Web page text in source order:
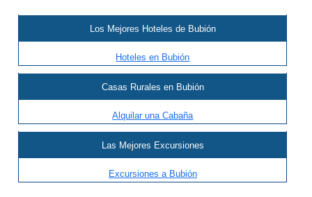
PUEBLOS
Zahara de la
Los Mejores Hoteles de Bubión
Hoteles en Bubión
Casas Rurales en Bubión
Alquilar una Cabaña
Las Mejores Excursiones
Excursiones a Bubión